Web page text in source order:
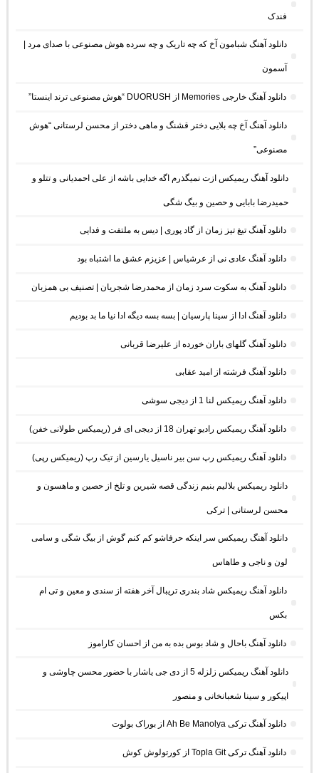
فندک
دانلود آهنگ شبامون آخ که چه تاریک و چه سرده هوش مصنوعی با صدای مرد |
آسمون
دانلود آهنگ خارجی Memories از DUORUSH “هوش مصنوعی ترند اینستا”
دانلود آهنگ آخ چه بلایی دختر قشنگ و ماهی دختر از محسن لرستانی “هوش
مصنوعی”
دانلود آهنگ ریمیکس ازت نمیگذرم اگه خدایی باشه از علی احمدیانی و تتلو و
حمیدرضا بابایی و حصین و بیگ شگی
دانلود آهنگ تیغ تیز زمان از گاد پوری | دیس به ملتفت و فدایی
دانلود آهنگ عادی نی از عرشیاس | عزیزم عشق ما اشتباه بود
دانلود آهنگ به سکوت سرد زمان از محمدرضا شجریان | تصنیف بی همزبان
دانلود آهنگ ادا از سینا پارسیان | بسه بسه دیگه ادا نیا ما بد بودیم
دانلود آهنگ گلهای باران خورده از علیرضا قربانی
دانلود آهنگ فرشته از امید عقابی
دانلود آهنگ ریمیکس لنا 1 از دیجی سوشی
دانلود آهنگ ریمیکس رادیو تهران 18 از دیجی ای فر (ریمیکس طولانی خفن)
دانلود آهنگ ریمیکس رپ سن بیر ناسیل یارسین از تیک رپ (ریمیکس رپی)
دانلود ریمیکس بلالیم بنیم زندگی قصه شیرین و تلخ از حصین و ماهسون و
محسن لرستانی | ترکی
دانلود آهنگ ریمیکس سر اینکه حرفاشو کم کنم گوش از بیگ شگی و سامی
لون و ناجی و طاهاس
دانلود آهنگ ریمیکس شاد بندری تریبال آخر هفته از سندی و معین و تی ام
بکس
دانلود آهنگ باحال و شاد بوس بده به من از احسان کاراموز
دانلود آهنگ ریمیکس زلزله 5 از دی جی یاشار با حضور محسن چاوشی و
اپیکور و سینا شعبانخانی و منصور
دانلود آهنگ ترکی Ah Be Manolya از بوراک بولوت
دانلود آهنگ ترکی Topla Git از کورتولوش کوش